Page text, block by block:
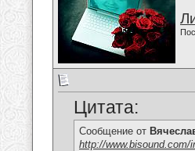
Цитата:
Сообщение от
http://www.bisound.com/